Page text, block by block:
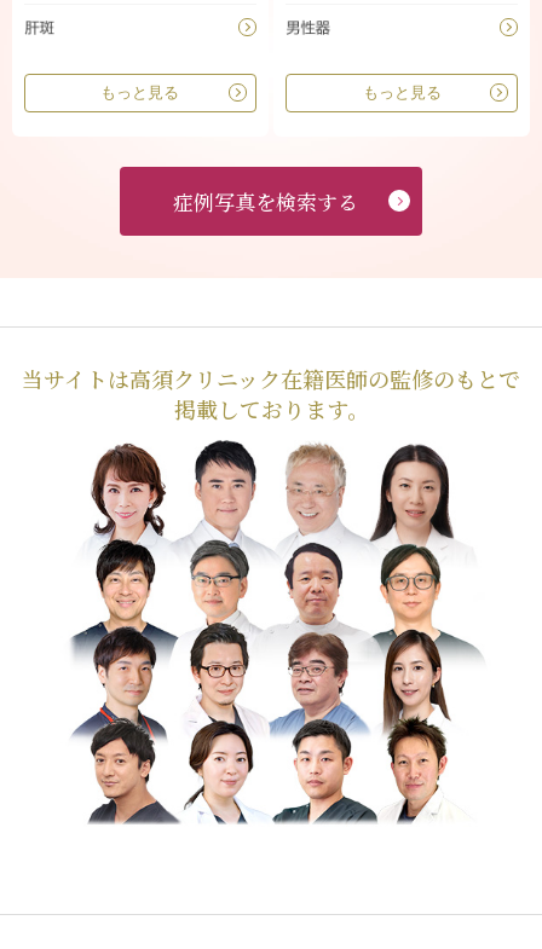
もっと見る もっと見る
症例写真を検索する
当サイトは高須クリニック在籍医師の監修のもとで
掲載しております。